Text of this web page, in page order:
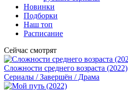
Новинки
Подборки
Наш топ
Расписание
Сейчас смотрят
Сложности среднего возраста (2022)
Сериалы / Завершён / Драма